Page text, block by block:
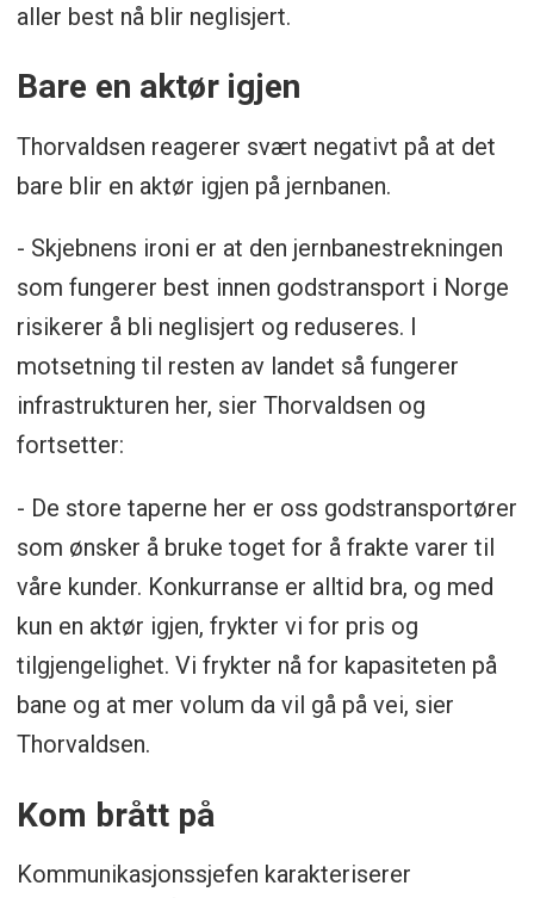
aller best nå blir neglisjert.
Bare en aktør igjen
Thorvaldsen reagerer svært negativt på at det
bare blir en aktør igjen på jernbanen.
- Skjebnens ironi er at den jernbanestrekningen
som fungerer best innen godstransport i Norge
risikerer å bli neglisjert og reduseres. I
motsetning til resten av landet så fungerer
infrastrukturen her, sier Thorvaldsen og
fortsetter:
- De store taperne her er oss godstransportører
som ønsker å bruke toget for å frakte varer til
våre kunder. Konkurranse er alltid bra, og med
kun en aktør igjen, frykter vi for pris og
tilgjengelighet. Vi frykter nå for kapasiteten på
bane og at mer volum da vil gå på vei, sier
Thorvaldsen.
Kom brått på
Kommunikasjonssjefen karakteriserer